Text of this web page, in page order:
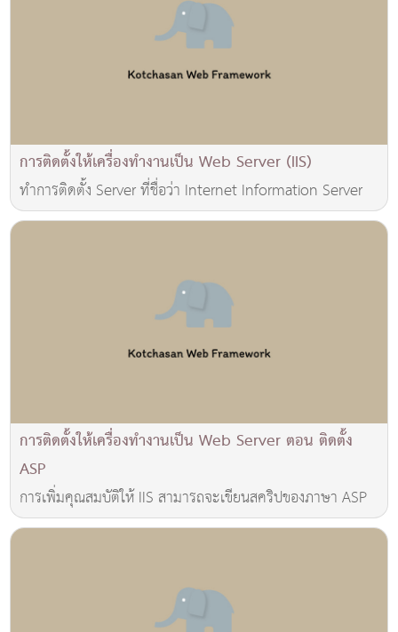
การติดตั้งให้เครื่องทำงานเป็น Web Server (IIS)
ทำการติดตั้ง Server ที่ชื่อว่า Internet Information Server
การติดตั้งให้เครื่องทำงานเป็น Web Server ตอน ติดตั้ง
ASP
การเพิ่มคุณสมบัติให้ IIS สามารถจะเขียนสคริปของภาษา ASP